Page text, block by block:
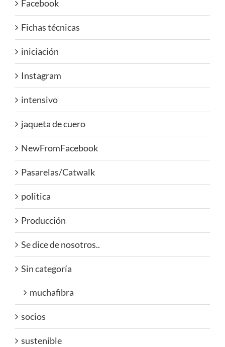
Facebook
Fichas técnicas
iniciación
Instagram
intensivo
jaqueta de cuero
NewFromFacebook
Pasarelas/Catwalk
politica
Producción
Se dice de nosotros..
Sin categoría
muchafibra
socios
sustenible